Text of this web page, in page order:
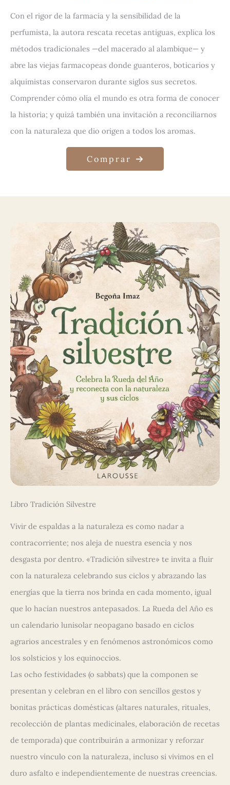
Con el rigor de la farmacia y la sensibilidad de la
perfumista, la autora rescata recetas antiguas, explica los
métodos tradicionales —del macerado al alambique— y
abre las viejas farmacopeas donde guanteros, boticarios y
alquimistas conservaron durante siglos sus secretos.
Comprender cómo olía el mundo es otra forma de conocer
la historia; y quizá también una invitación a reconciliarnos
con la naturaleza que dio origen a todos los aromas.
Comprar
Libro Tradición Silvestre
Vivir de espaldas a la naturaleza es como nadar a
contracorriente; nos aleja de nuestra esencia y nos
desgasta por dentro. «Tradición silvestre» te invita a fluir
con la naturaleza celebrando sus ciclos y abrazando las
energías que la tierra nos brinda en cada momento, igual
que lo hacían nuestros antepasados. La Rueda del Año es
un calendario lunisolar neopagano basado en ciclos
agrarios ancestrales y en fenómenos astronómicos como
los solsticios y los equinoccios.
Las ocho festividades (o sabbats) que la componen se
presentan y celebran en el libro con sencillos gestos y
bonitas prácticas domésticas (altares naturales, rituales,
recolección de plantas medicinales, elaboración de recetas
de temporada) que contribuirán a armonizar y reforzar
nuestro vínculo con la naturaleza, incluso si vivimos en el
duro asfalto e independientemente de nuestras creencias.